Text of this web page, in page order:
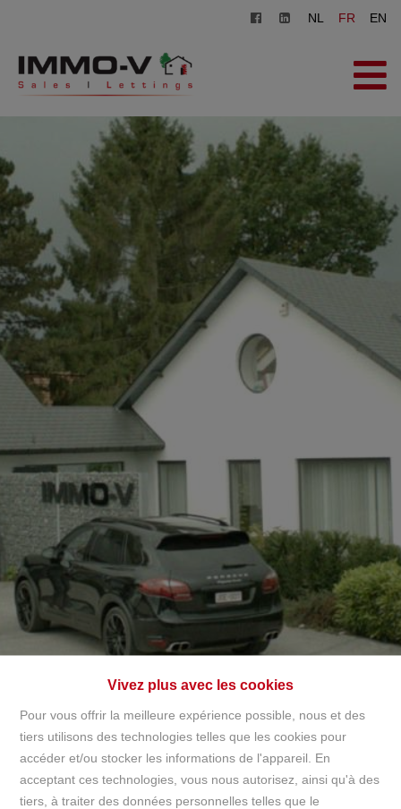
Vivez plus avec les cookies
Pour vous offrir la meilleure expérience possible, nous et des
tiers utilisons des technologies telles que les cookies pour
accéder et/ou stocker les informations de l'appareil. En
acceptant ces technologies, vous nous autorisez, ainsi qu'à des
tiers, à traiter des données personnelles telles que le
NL FR EN
ACCUEIL
À VENDRE
À LOUER
AGENCE
INSCRIPTION
CONTACT
ESTIMATION GRATUITE
info@immov.be
Accueil